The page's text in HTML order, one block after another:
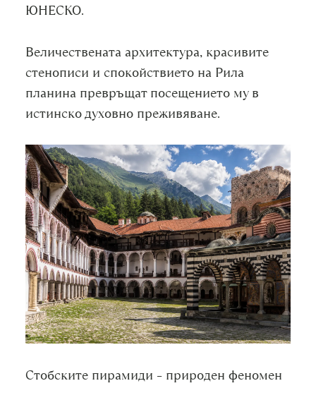
ЮНЕСКО.
Величествената архитектура, красивите
стенописи и спокойствието на Рила
планина превръщат посещението му в
истинско духовно преживяване.
Стобските пирамиди – природен феномен